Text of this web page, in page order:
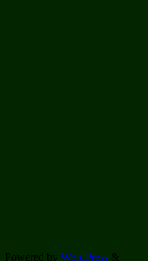
| Powered by WordPress &